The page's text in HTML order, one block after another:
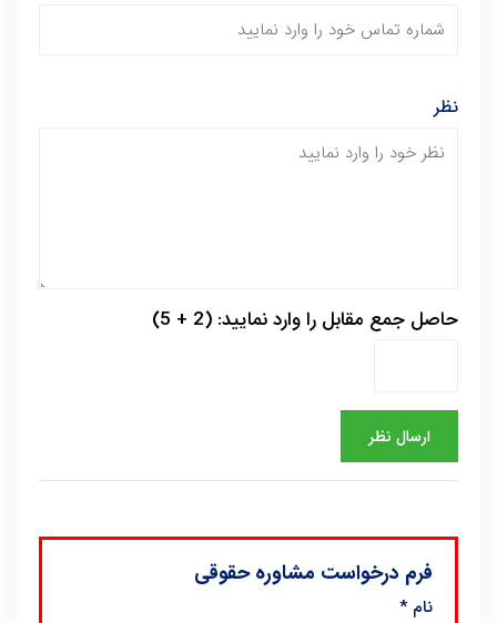
نظر
حاصل جمع مقابل را وارد نمایید: (2 + 5)
فرم درخواست مشاوره حقوقی
نام*